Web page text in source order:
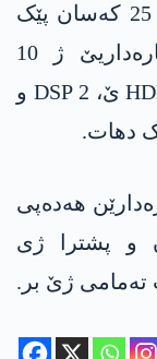
ئەنجوومەنا شارەداریا قەرسێ یا ژ 25 کەسان پێک
دھات ھەلوەشاند. ئەنجوومەنا شارەداریێ ژ 10
ئەندامێن HDP، 5 CHP، 4 MHP، 3 AKP ێ، 2 DSP و
دھات.
هەدەپی
و پشترا ژی
تەمامی ژێ بر.